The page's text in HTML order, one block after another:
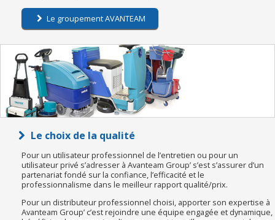
Le groupement AVANTEAM
Le choix de la qualité
Pour un utilisateur professionnel de l’entretien ou pour un
utilisateur privé s’adresser à Avanteam Group’ s’est s’assurer d’un
partenariat fondé sur la confiance, l’efficacité et le
professionnalisme dans le meilleur rapport qualité/prix.
Pour un distributeur professionnel choisi, apporter son expertise à
Avanteam Group’ c’est rejoindre une équipe engagée et dynamique,